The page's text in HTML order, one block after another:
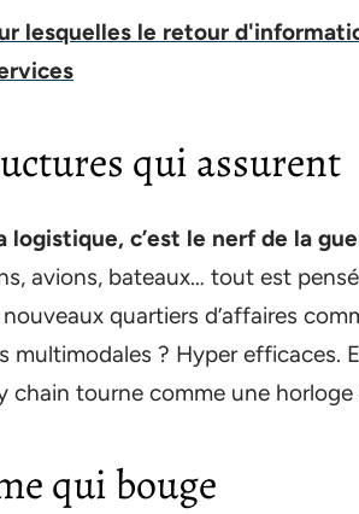
lesquelles le retour
qui assurent
logistique, c’est le nerf de la
avions, bateaux… tout est
quartiers d’affaires
multimodales ? Hyper efficaces.
tourne comme une horloge
qui bouge